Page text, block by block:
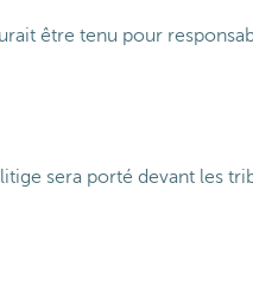
être tenu pour
sera porté devant les